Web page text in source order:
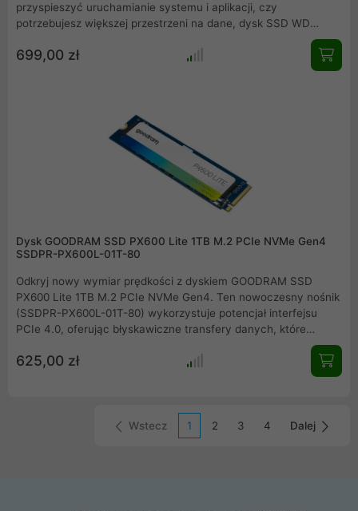
przyspieszyć uruchamianie systemu i aplikacji, czy
potrzebujesz większej przestrzeni na dane, dysk SSD WD
interfejsowi PCIe Gen4 i prędkości odczytu do 5000 MB/s
oferuje błyskawiczny dostęp do plików i płynne działanie wielu
pracę bez zbędnych opóźnień.
699,00 zł
Dysk GOODRAM SSD PX600 Lite 1TB M.2 PCIe NVMe Gen4
SSDPR-PX600L-01T-80
Odkryj nowy wymiar prędkości z dyskiem GOODRAM SSD
PX600 Lite 1TB M.2 PCIe NVMe Gen4. Ten nowoczesny nośnik
(SSDPR-PX600L-01T-80) wykorzystuje potencjał interfejsu
PCIe 4.0, oferując błyskawiczne transfery danych, które
zrewolucjonizują Twoją pracę i rozrywkę. Dzięki prędkościom
odczytu do 3600 MB/s i zapisu do 2700 MB/s, system, gry i
profesjonalne aplikacje uruchamiają się w mgnieniu oka. To
625,00 zł
Wstecz 1 2 3 4 Dalej